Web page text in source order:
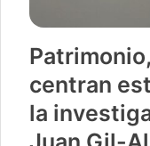
centran
la